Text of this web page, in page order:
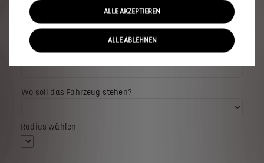
Welches Fahrzeug möchten Sie?
Wo soll das Fahrzeug stehen?
Radius wählen
ALLE AKZEPTIEREN
ALLE ABLEHNEN